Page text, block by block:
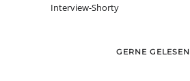
Interview-Shorty
GERNE GELESEN